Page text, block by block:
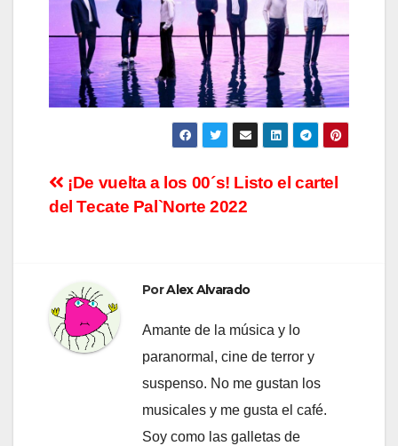
Navegación
¡De vuelta a los 00´s! Listo el cartel
del Tecate Pal`Norte 2022
PorAlex Alvarado
Amante de la música y lo
paranormal, cine de terror y
suspenso. No me gustan los
musicales y me gusta el café.
Soy como las galletas de